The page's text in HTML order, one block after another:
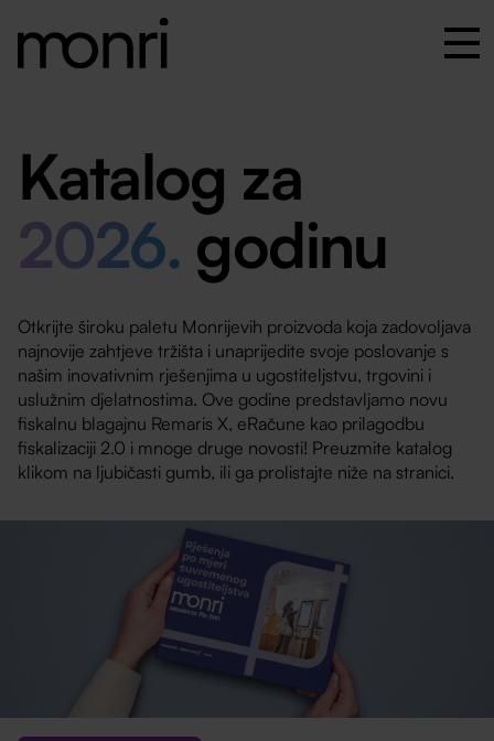
Katalog za
2026. godinu
Otkrijte široku paletu Monrijevih proizvoda koja zadovoljava
najnovije zahtjeve tržišta i unaprijedite svoje poslovanje s
našim inovativnim rješenjima u ugostiteljstvu, trgovini i
uslužnim djelatnostima. Ove godine predstavljamo novu
fiskalnu blagajnu Remaris X, eRačune kao prilagodbu
fiskalizaciji 2.0 i mnoge druge novosti! Preuzmite katalog
klikom na ljubičasti gumb, ili ga prolistajte niže na stranici.